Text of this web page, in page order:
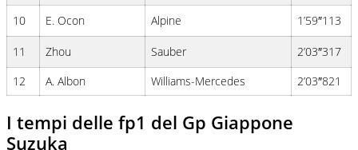
10 E. Ocon Alpine 1’59″113
11 Zhou Sauber
2’03″317
12
A. Albon Williams-Mercedes 2’03″821
I tempi delle fp1 del Gp Giappone
Suzuka